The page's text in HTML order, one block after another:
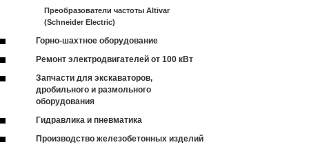
Преобразователи частоты Altivar
(Schneider Electric)
Горно-шахтное оборудование
Ремонт электродвигателей от 100 кВт
Запчасти для экскаваторов,
дробильного и размольного
оборудования
Гидравлика и пневматика
Производство железобетонных изделий